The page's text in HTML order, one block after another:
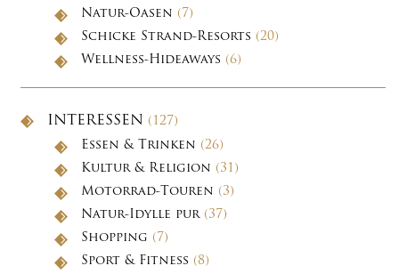
Natur-Oasen (7)
Schicke Strand-Resorts (20)
Wellness-Hideaways (6)
INTERESSEN (127)
Essen & Trinken (26)
Kultur & Religion (31)
Motorrad-Touren (3)
Natur-Idylle pur(37)
Shopping (7)
Sport & Fitness (8)